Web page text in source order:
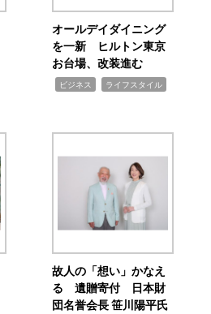
オールデイダイニング
を一新 ヒルトン東京
お台場、改装進む
ビジネス ライフスタイル
故人の「想い」かなえ
る 遺贈寄付 日本財
団名誉会長 笹川陽平氏